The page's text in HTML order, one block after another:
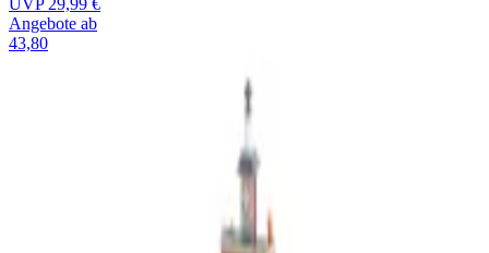
Angebote ab
43,80